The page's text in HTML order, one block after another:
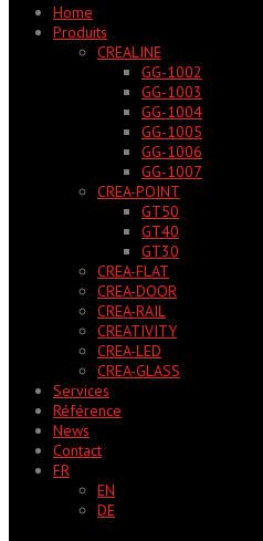
Home
Produits
CREALINE
GG-1002
GG-1003
GG-1004
GG-1005
GG-1006
GG-1007
CREA-POINT
GT50
GT40
GT30
CREA-FLAT
CREA-DOOR
CREA-RAIL
CREATIVITY
CREA-LED
CREA-GLASS
Services
Référence
News
Contact
FR
EN
DE